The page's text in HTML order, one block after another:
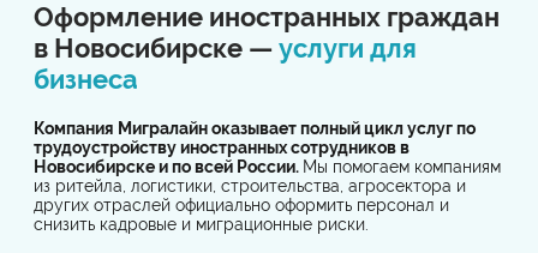
Оформление иностранных граждан
в Новосибирске —услуги для
бизнеса
Компания Мигралайн оказывает полный цикл услуг по
трудоустройству иностранных сотрудников в
Новосибирске и по всей России. Мы помогаем компаниям
из ритейла, логистики, строительства, агросектора и
других отраслей официально оформить персонал и
снизить кадровые и миграционные риски.